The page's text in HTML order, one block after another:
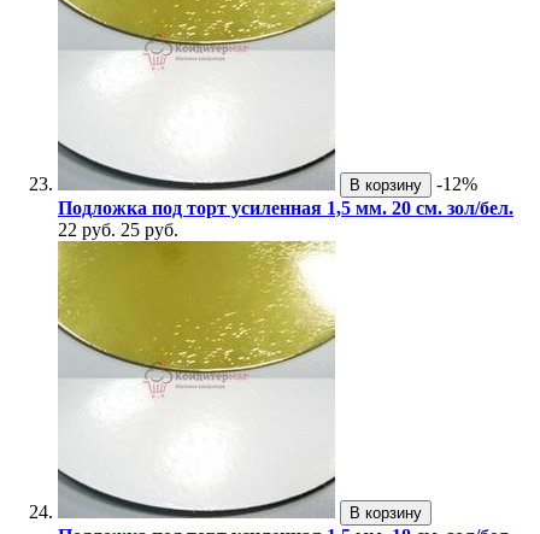
В корзину
-12%
Подложка под торт усиленная 1,5 мм. 20 см. зол/бел.
22 руб. 25 руб.
В корзину